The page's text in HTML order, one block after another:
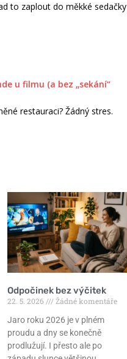
to zaplout do měkké sedačky
u filmu (a bez „sekání“
restauraci? Žádný stres.
Odpočinek bez výčitek
22. 5. 2026
Žádné komentáře
Jaro roku 2026 je v plném
proudu a dny se konečně
prodlužují. I přesto ale po